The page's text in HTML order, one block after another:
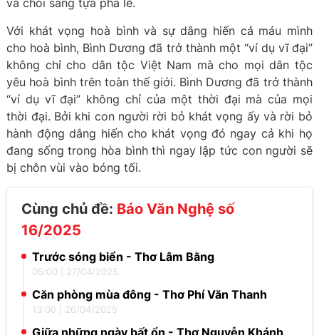
và chói sáng tựa pha lê.
Với khát vọng hoà bình và sự dâng hiến cả máu mình
cho hoà bình, Bình Dương đã trở thành một “ví dụ vĩ đại”
không chỉ cho dân tộc Việt Nam mà cho mọi dân tộc
yêu hoà bình trên toàn thế giới. Bình Dương đã trở thành
“ví dụ vĩ đại” không chỉ của một thời đại mà của mọi
thời đại. Bởi khi con người rời bỏ khát vọng ấy và rời bỏ
hành động dâng hiến cho khát vọng đó ngay cả khi họ
đang sống trong hòa bình thì ngay lập tức con người sẽ
bị chôn vùi vào bóng tối.
Cùng chủ đề: Báo Văn Nghệ số
16/2025
Trước sóng biển - Thơ Lâm Bằng
06:00 27/04/2025
Căn phòng mùa đông - Thơ Phí Văn Thanh
13:00 26/04/2025
Giữa những ngày bất ổn - Thơ Nguyễn Khánh